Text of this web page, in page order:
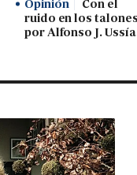
Opinión
Con el
ruido en los
por Alfonso J. Ussía